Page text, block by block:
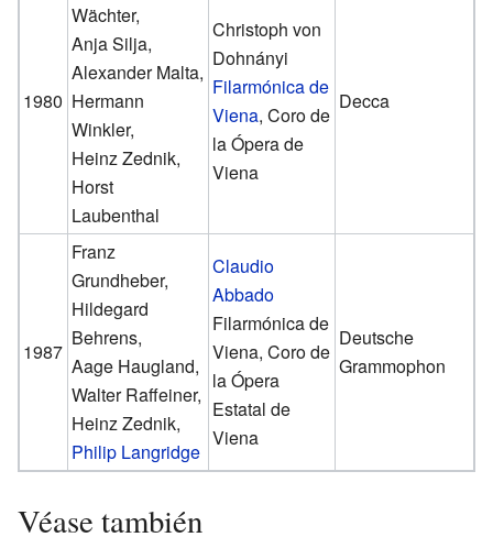
1980
Wächter,
Anja Silja,
Alexander Malta,
Hermann
Winkler,
Heinz Zednik,
Horst
Laubenthal
Christoph von
Dohnányi
Filarmónica de
Viena, Coro de
la Ópera de
Viena
Decca
1987
Franz
Grundheber,
Hildegard
Behrens,
Aage Haugland,
Walter Raffeiner,
Heinz Zednik,
Philip Langridge
Claudio
Abbado
Filarmónica de
Viena, Coro de
la Ópera
Estatal de
Viena
Deutsche
Grammophon
Véase también